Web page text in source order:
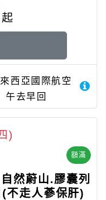
西亞國際航空
午去早回
起
額滿
)
然蔚山.膠囊列
不走人蔘保肝)